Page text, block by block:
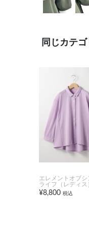
同じカテ
エレメントオブシ
ライフ（レディス
¥8,800 税込